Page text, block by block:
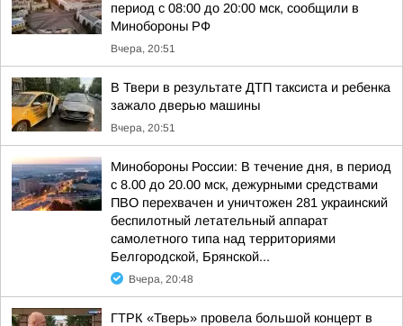
период с 08:00 до 20:00 мск, сообщили в
Минобороны РФ
Вчера, 20:51
В Твери в результате ДТП таксиста и ребенка
зажало дверью машины
Вчера, 20:51
Минобороны России: В течение дня, в период
с 8.00 до 20.00 мск, дежурными средствами
ПВО перехвачен и уничтожен 281 украинский
беспилотный летательный аппарат
самолетного типа над территориями
Белгородской, Брянской...
Вчера, 20:48
ГТРК «Тверь» провела большой концерт в